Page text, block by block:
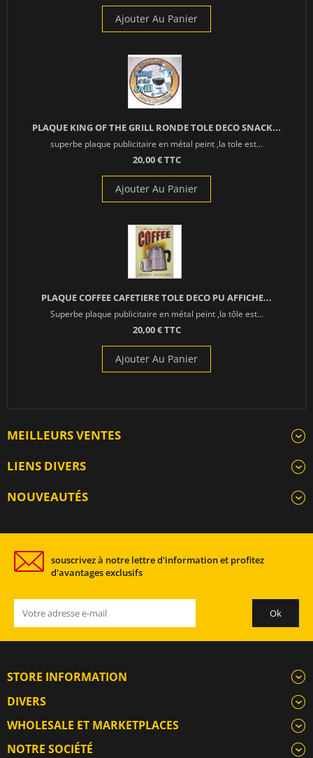
Ajouter Au Panier
PLAQUE KING OF THE GRILL RONDE TOLE DECO SNACK...
superbe plaque publicitaire en métal peint ,la tole est...
20,00 € TTC
Ajouter Au Panier
PLAQUE COFFEE CAFETIERE TOLE DECO PU AFFICHE...
Superbe plaque publicitaire en métal peint ,la tôle est...
20,00 € TTC
Ajouter Au Panier
MEILLEURS VENTES
LIENS DIVERS
NOUVEAUTÉS
souscrivez à notre lettre d'information et profitez
d'avantages exclusifs
STORE INFORMATION
DIVERS
WHOLESALE ET MARKETPLACES
NOTRE SOCIÉTÉ